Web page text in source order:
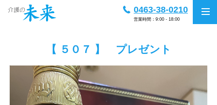
0463-38-0210
営業時間：9:00 - 18:00
【 ５０７ 】 プレゼント